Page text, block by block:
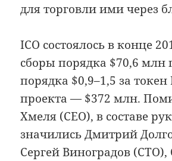
для торговли ими через
ICO состоялось в конце
сборы порядка $70,6 млн
порядка $0,9–1,5 за
проекта — $372 млн.
Хмеля (CEO), в составе
значились Дмитрий
Сергей Виноградов